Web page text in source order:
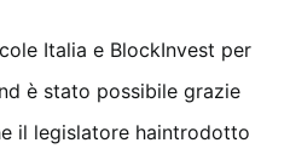
Italia e BlockInvest per
è stato possibile grazie
il legislatore haintrodotto